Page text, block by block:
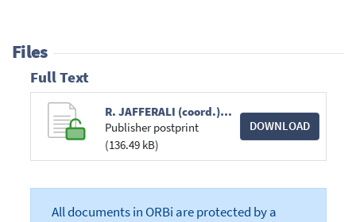
Files
Full Text
R. JAFFERALI (coord.), J. CABAY, e.a., %22Chronique de législation en droit privé (1er juillet - 31 décembre 2013) (deuxième partie)%22, J.T. 2014, pp. 489-504, spéc. pp. 498-501 (glissé(e)s).pdf
Publisher postprint
(136.49 kB)
DOWNLOAD
All documents in ORBi are protected by a